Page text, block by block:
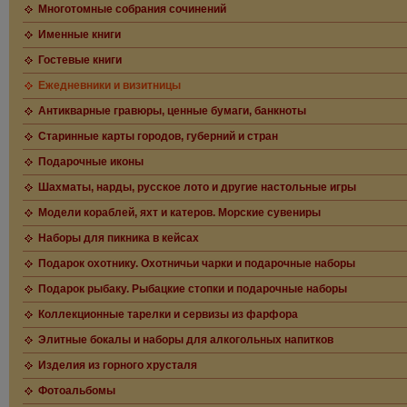
Многотомные собрания сочинений
Именные книги
Гостевые книги
Ежедневники и визитницы
Антикварные гравюры, ценные бумаги, банкноты
Старинные карты городов, губерний и стран
Подарочные иконы
Шахматы, нарды, русское лото и другие настольные игры
Модели кораблей, яхт и катеров. Морские сувениры
Наборы для пикника в кейсах
Подарок охотнику. Охотничьи чарки и подарочные наборы
Подарок рыбаку. Рыбацкие стопки и подарочные наборы
Коллекционные тарелки и сервизы из фарфора
Элитные бокалы и наборы для алкогольных напитков
Изделия из горного хрусталя
Фотоальбомы